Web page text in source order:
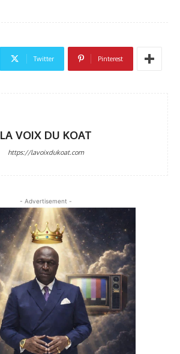
Twitter Pinterest
LA VOIX DU KOAT
https://lavoixdukoat.com
- Advertisement -